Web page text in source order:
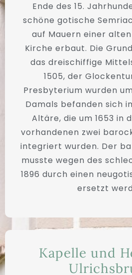
Ende des 15.
schöne gotische
auf Mauern einer
Kirche erbaut. Die
das dreischiffige
1505, der
Presbyterium wurden
Damals befanden sich
Altäre, die um 1653 in
vorhandenen zwei
integriert wurden. Der
musste wegen des
1896 durch einen
ersetzt
Kapelle und